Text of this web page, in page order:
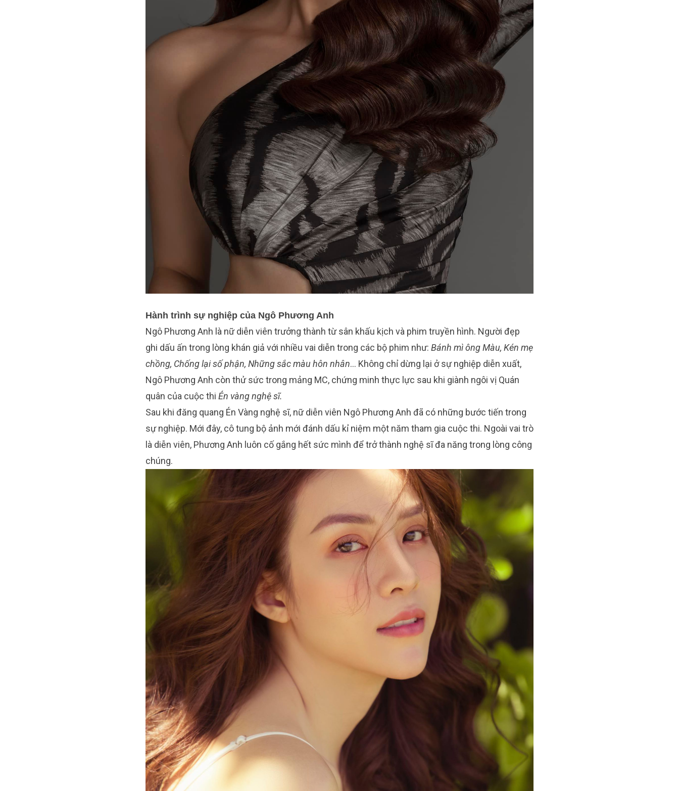
Hành trình sự nghiệp của Ngô Phương Anh
Ngô Phương Anh là nữ diễn viên trưởng thành từ sân khấu kịch và phim truyền hình. Người đẹp
ghi dấu ấn trong lòng khán giả với nhiều vai diễn trong các bộ phim như: Bánh mì ông Màu, Kén mẹ
chồng, Chống lại số phận, Những sắc màu hôn nhân… Không chỉ dừng lại ở sự nghiệp diễn xuất,
Ngô Phương Anh còn thử sức trong mảng MC, chứng minh thực lực sau khi giành ngôi vị Quán
quân của cuộc thi Én vàng nghệ sĩ.
Sau khi đăng quang Én Vàng nghệ sĩ, nữ diễn viên Ngô Phương Anh đã có những bước tiến trong
sự nghiệp. Mới đây, cô tung bộ ảnh mới đánh dấu kỉ niệm một năm tham gia cuộc thi. Ngoài vai trò
là diễn viên, Phương Anh luôn cố gắng hết sức mình để trở thành nghệ sĩ đa năng trong lòng công
chúng.